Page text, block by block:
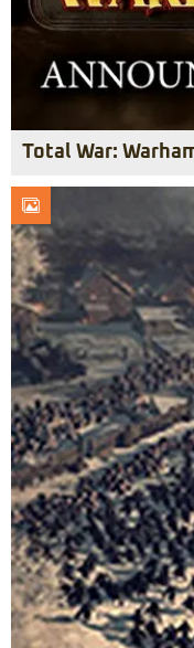
Total War: